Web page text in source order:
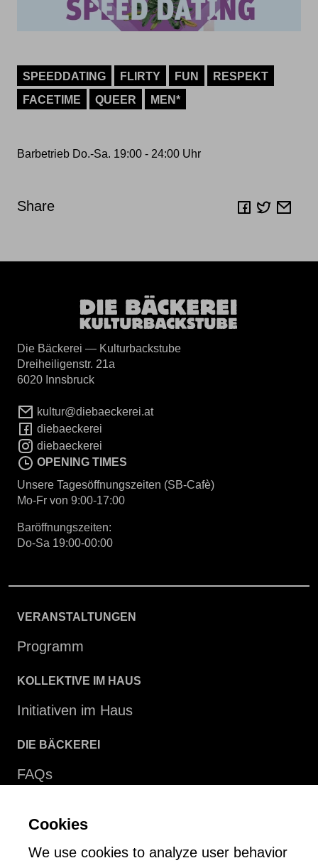
SPEEDDATING FLIRTY FUN
RESPEKT
FACETIME
QUEER MEN*
Barbetrieb Do.-Sa. 19:00 - 24:00 Uhr
Share
Die Bäckerei — Kulturbackstube
Dreiheiligenstr. 21a
6020 Innsbruck
kultur@diebaeckerei.at
diebaeckerei
diebaeckerei
OPENING TIMES
Unsere Tagesöffnungszeiten (SB-Cafè)
Mo-Fr von 9:00-17:00
Baröffnungszeiten:
Do-Sa 19:00-00:00
VERANSTALTUNGEN
Programm
KOLLEKTIVE IM HAUS
Initiativen im Haus
DIE BÄCKEREI
FAQs
NEWSLETTER
Zur Newsletter Anmeldung
Cookies
We use cookies to analyze user behavior